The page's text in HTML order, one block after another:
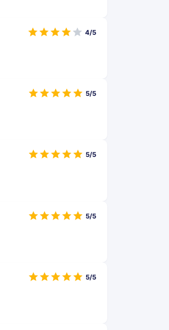
4/5
5/5
5/5
5/5
5/5